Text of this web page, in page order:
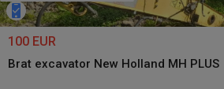
100 EUR
Brat excavator New Holland MH PLUS